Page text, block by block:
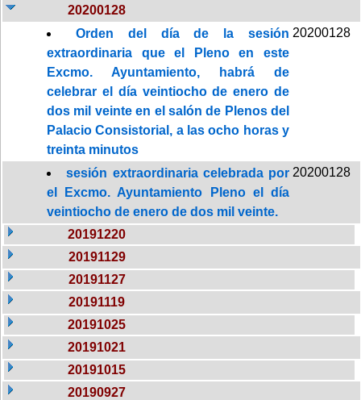
20200128
Orden del día de la sesión
extraordinaria que el Pleno en este
Excmo. Ayuntamiento, habrá de
celebrar el día veintiocho de enero de
dos mil veinte en el salón de Plenos del
Palacio Consistorial, a las ocho horas y
treinta minutos
20200128
sesión extraordinaria celebrada por
el Excmo. Ayuntamiento Pleno el día
veintiocho de enero de dos mil veinte.
20200128
20191220
20191129
20191127
20191119
20191025
20191021
20191015
20190927